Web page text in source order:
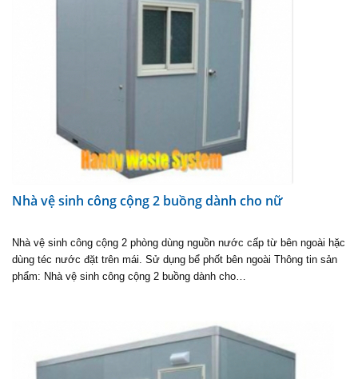
Nhà vệ sinh công cộng 2 buồng dành cho nữ
Nhà vệ sinh công cộng 2 phòng dùng nguồn nước cấp từ bên ngoài hặc
dùng téc nước đặt trên mái. Sử dụng bể phốt bên ngoài Thông tin sản
phẩm: Nhà vệ sinh công cộng 2 buồng dành cho…